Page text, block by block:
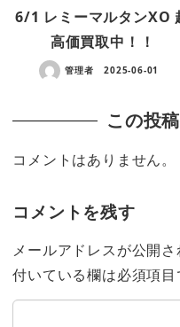
6/1 レミーマルタンXO
高価買取中！！
管理者 2025-06-01
この投
コメントはありません。
コメントを残す
メールアドレスが公開さ
付いている欄は必須項目